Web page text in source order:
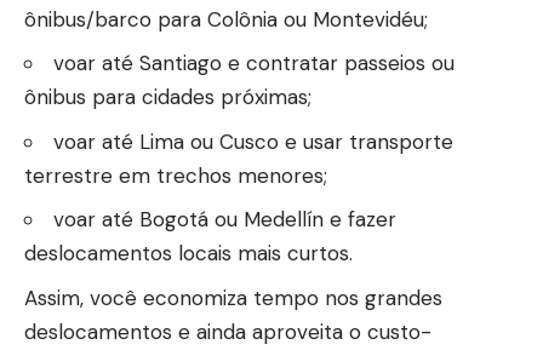
ônibus/barco para Colônia ou Montevidéu;
voar até Santiago e contratar passeios ou
ônibus para cidades próximas;
voar até Lima ou Cusco e usar transporte
terrestre em trechos menores;
voar até Bogotá ou Medellín e fazer
deslocamentos locais mais curtos.
Assim, você economiza tempo nos grandes
deslocamentos e ainda aproveita o custo-